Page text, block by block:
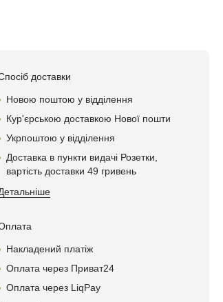
доставки
Новою поштою у відділення
Кур'єрською доставкою Нової пошти
Укрпоштою у відділення
Доставка в пункти видачі Розетки,
вартість доставки 49 гривень
Накладений платіж
Оплата через Приват24
Оплата через LiqPay